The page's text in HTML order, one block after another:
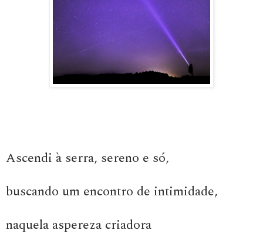
Ascendi à serra, sereno e só,
buscando um encontro de intimidade,
naquela aspereza criadora